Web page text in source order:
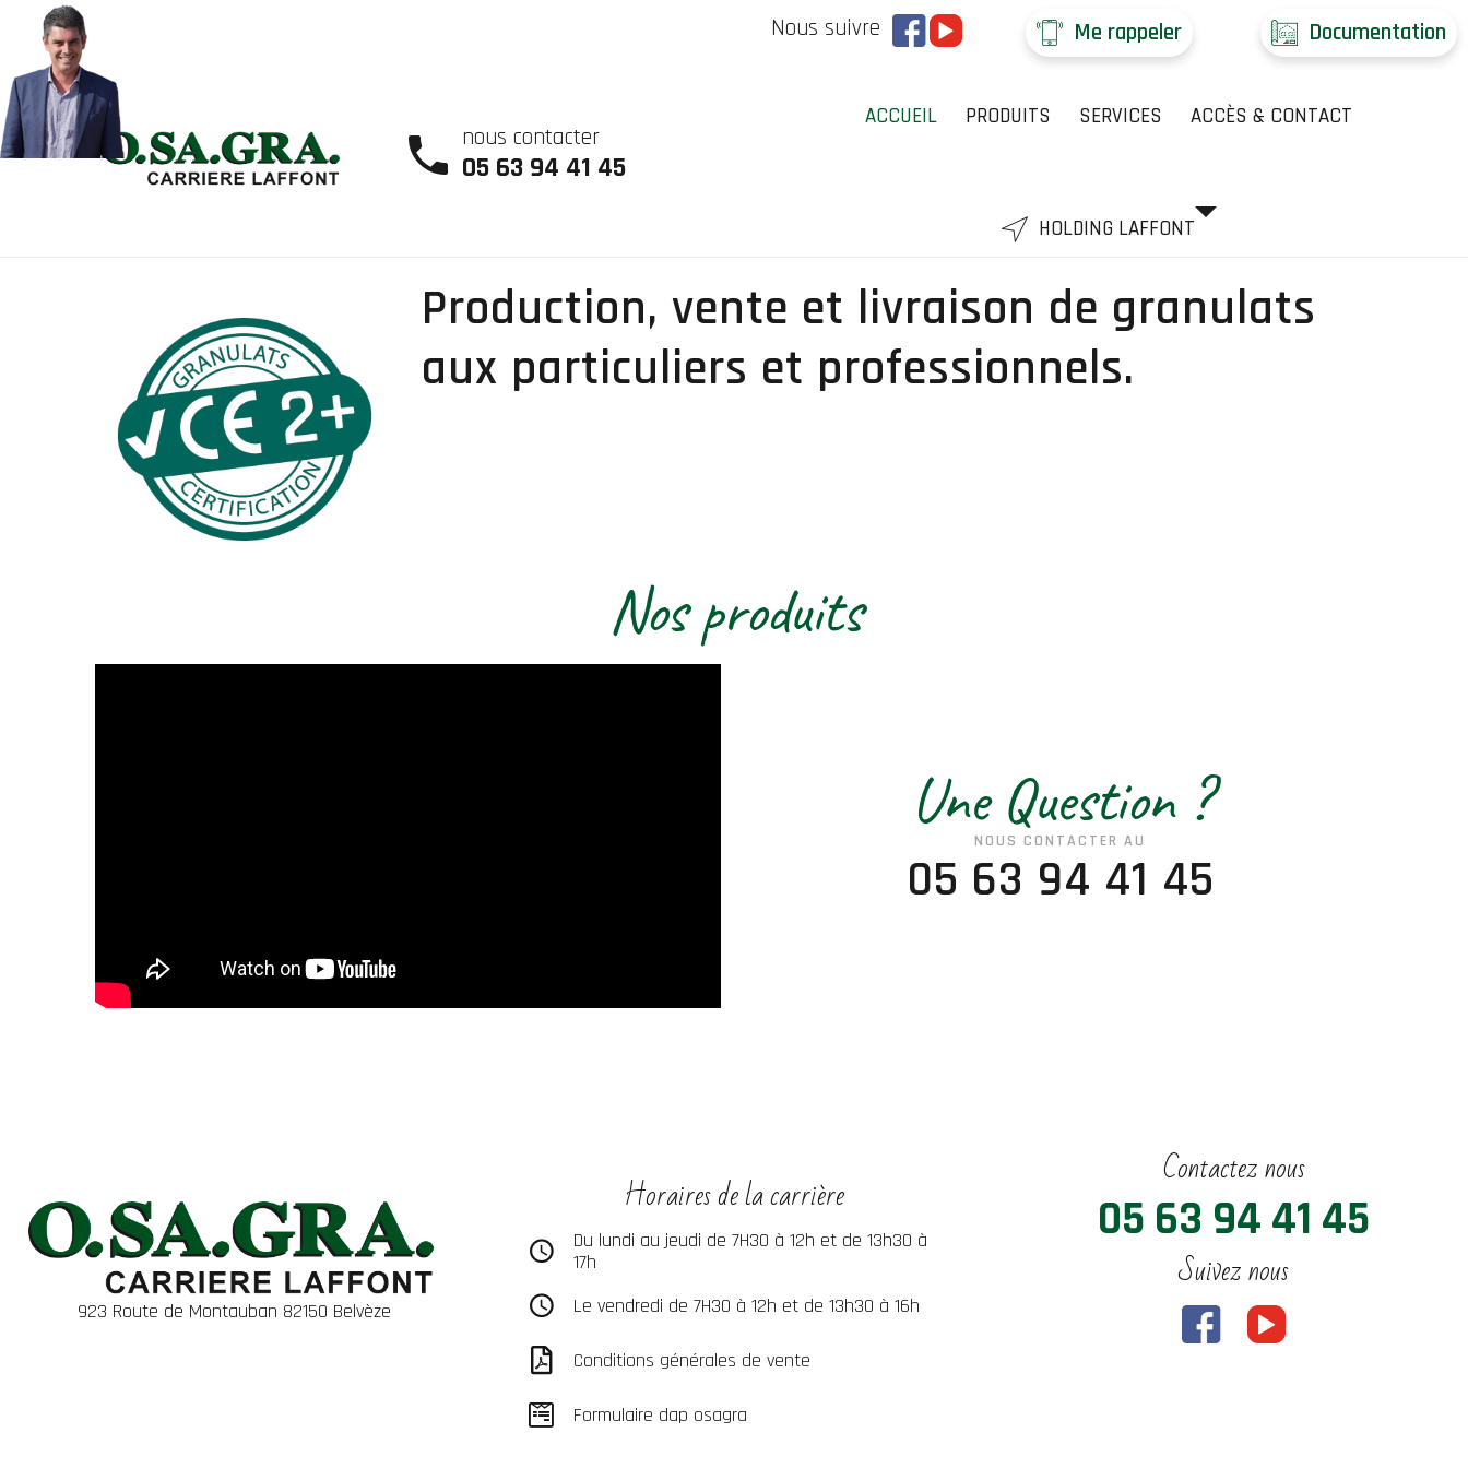
Nous suivre Me rappeler Documentation
nous contacter
05 63 94 41 45
ACCUEIL PRODUITS SERVICES ACCÈS & CONTACT
HOLDING LAFFONT
Production, vente et livraison de granulats
aux particuliers et professionnels.
Nos produits
Une Question ?
NOUS CONTACTER AU
05 63 94 41 45
923 Route de Montauban 82150 Belvèze
Horaires de la carrière
Du lundi au jeudi de 7H30 à 12h et de 13h30 à
17h
Le vendredi de 7H30 à 12h et de 13h30 à 16h
Conditions générales de vente
Formulaire dap osagra
Contactez nous
05 63 94 41 45
Suivez nous